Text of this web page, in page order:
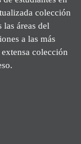
colección
áreas del
a las más
colección